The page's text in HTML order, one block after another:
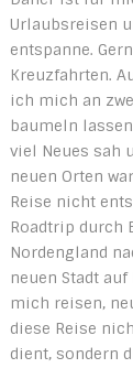
Urlaubsreisen
entspanne.
Kreuzfahrten.
ich mich an
baumeln
viel Neues sah
neuen Orten
Reise nicht
Roadtrip durch
Nordengland
neuen Stadt
mich reisen,
diese Reise
dient, sondern